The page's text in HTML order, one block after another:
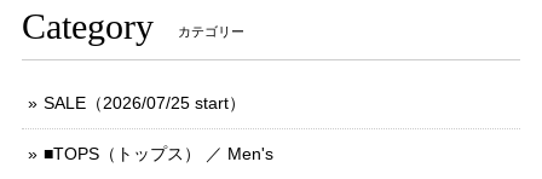
Category カテゴリー
SALE（2026/07/25 start）
■TOPS（トップス） ／ Men's